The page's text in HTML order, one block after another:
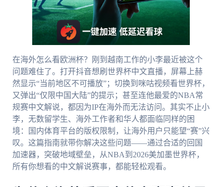
在海外怎么看欧洲杯？刚到越南工作的小李最近被这个
问题难住了。打开抖音想刷世界杯中文直播，屏幕上赫
然显示“当前地区不可播放”；切换到咪咕视频看世界杯，
又弹出“仅限中国大陆”的提示；甚至连他最爱的NBA常
规赛中文解说，都因为IP在海外而无法访问。其实不止小
李，无数留学生、海外工作者和华人都面临同样的困
境：国内体育平台的版权限制，让海外用户只能望“赛”兴
叹。这篇指南就带你解决这些问题——通过合适的回国
加速器，突破地域壁垒，从NBA到2026美加墨世界杯，
所有你想看的中文解说赛事，都能轻松观看。